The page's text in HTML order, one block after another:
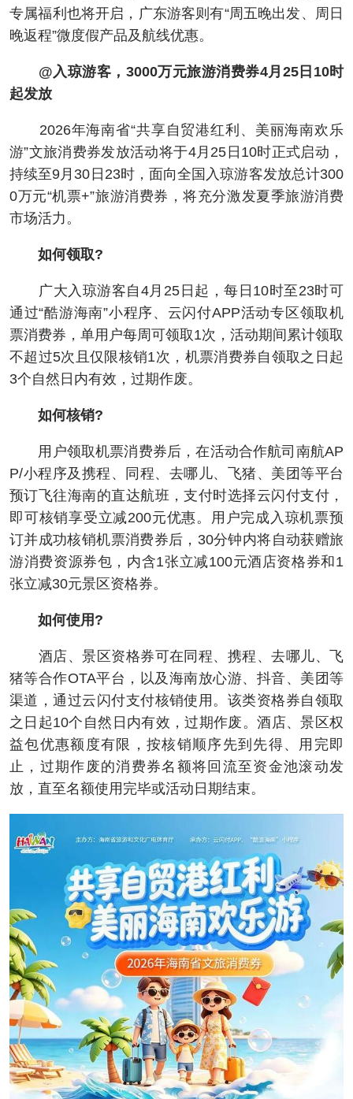
专属福利也将开启，广东游客则有“周五晚出发、周日
晚返程”微度假产品及航线优惠。
@入琼游客，3000万元旅游消费券4月25日10时
起发放
2026年海南省“共享自贸港红利、美丽海南欢乐
游”文旅消费券发放活动将于4月25日10时正式启动，
持续至9月30日23时，面向全国入琼游客发放总计300
0万元“机票+”旅游消费券，将充分激发夏季旅游消费
市场活力。
如何领取?
广大入琼游客自4月25日起，每日10时至23时可
通过“酷游海南”小程序、云闪付APP活动专区领取机
票消费券，单用户每周可领取1次，活动期间累计领取
不超过5次且仅限核销1次，机票消费券自领取之日起
3个自然日内有效，过期作废。
如何核销?
用户领取机票消费券后，在活动合作航司南航AP
P/小程序及携程、同程、去哪儿、飞猪、美团等平台
预订飞往海南的直达航班，支付时选择云闪付支付，
即可核销享受立减200元优惠。用户完成入琼机票预
订并成功核销机票消费券后，30分钟内将自动获赠旅
游消费资源券包，内含1张立减100元酒店资格券和1
张立减30元景区资格券。
如何使用?
酒店、景区资格券可在同程、携程、去哪儿、飞
猪等合作OTA平台，以及海南放心游、抖音、美团等
渠道，通过云闪付支付核销使用。该类资格券自领取
之日起10个自然日内有效，过期作废。酒店、景区权
益包优惠额度有限，按核销顺序先到先得、用完即
止，过期作废的消费券名额将回流至资金池滚动发
放，直至名额使用完毕或活动日期结束。